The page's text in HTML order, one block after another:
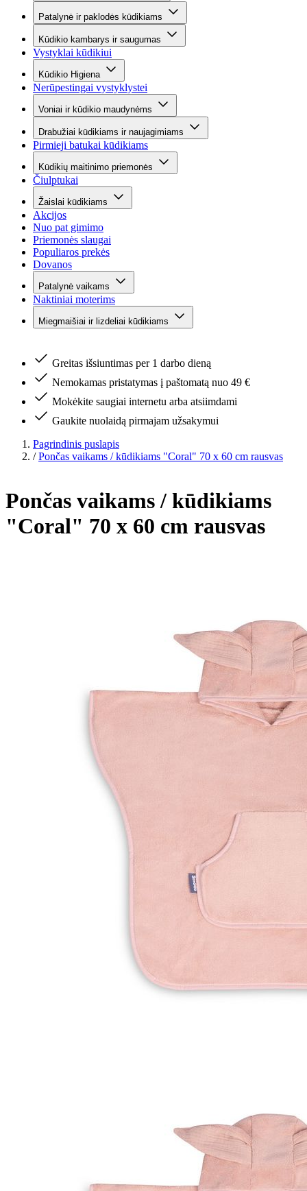
Patalynė ir paklodės kūdikiams
Kūdikio kambarys ir saugumas
Vystyklai kūdikiui
Kūdikio Higiena
Nerūpestingai vystyklystei
Voniai ir kūdikio maudynėms
Drabužiai kūdikiams ir naujagimiams
Pirmieji batukai kūdikiams
Kūdikių maitinimo priemonės
Čiulptukai
Žaislai kūdikiams
Akcijos
Nuo pat gimimo
Priemonės slaugai
Populiaros prekės
Dovanos
Patalynė vaikams
Naktiniai moterims
Miegmaišiai ir lizdeliai kūdikiams
Greitas išsiuntimas per 1 darbo dieną
Nemokamas pristatymas į paštomatą nuo 49 €
Mokėkite saugiai internetu arba atsiimdami
Gaukite nuolaidą pirmajam užsakymui
Pagrindinis puslapis
/ Pončas vaikams / kūdikiams "Coral" 70 x 60 cm rausvas
Pončas vaikams / kūdikiams
"Coral" 70 x 60 cm rausvas